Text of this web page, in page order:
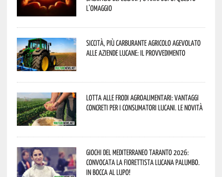
l’omaggio
Siccità, più carburante agricolo agevolato
alle aziende lucane: il provvedimento
Lotta alle frodi agroalimentari: vantaggi
concreti per i consumatori lucani. Le novità
Giochi del Mediterraneo Taranto 2026:
convocata la fiorettista lucana Palumbo.
In bocca al lupo!